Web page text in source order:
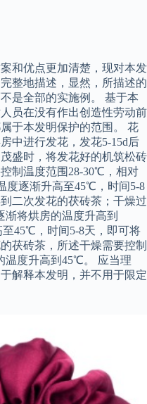
和优点更加清楚，现对本发
整地描述，显然，所描述的
是全部的实施例。 基于本
员在没有作出创造性劳动前
于本发明保护的范围。 花
中进行发花，发花5-15d后
盛时，将发花好的机筑松砖
制温度范围28-30℃，相对
度逐渐升高至45℃，时间5-8
二次发花的茯砖茶；干燥过
将烘房的温度升高到
45℃，时间5-8天，即可将
茯砖茶，所述干燥需要控制
温度升高到45℃。 应当理
解释本发明，并不用于限定